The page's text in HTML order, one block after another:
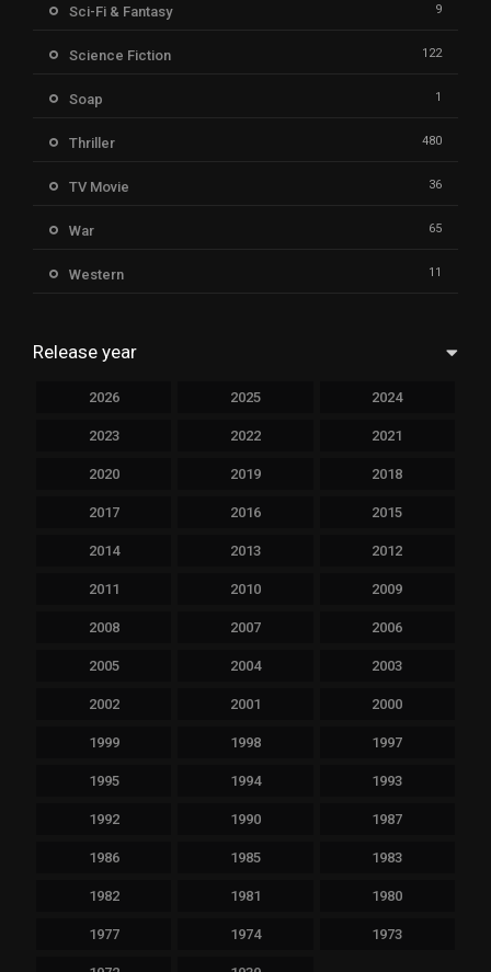
Sci-Fi & Fantasy 9
Science Fiction 122
Soap 1
Thriller 480
TV Movie 36
War 65
Western 11
Release year
2026 2025 2024
2023 2022 2021
2020 2019 2018
2017 2016 2015
2014 2013 2012
2011 2010 2009
2008 2007 2006
2005 2004 2003
2002 2001 2000
1999 1998 1997
1995 1994 1993
1992 1990 1987
1986 1985 1983
1982 1981 1980
1977 1974 1973